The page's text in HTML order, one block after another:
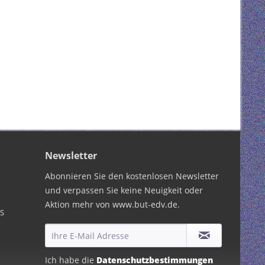
Newsletter
Abonnieren Sie den kostenlosen Newsletter
und verpassen Sie keine Neuigkeit oder
Aktion mehr von www.but-edv.de.
Ich habe die Datenschutzbestimmungen